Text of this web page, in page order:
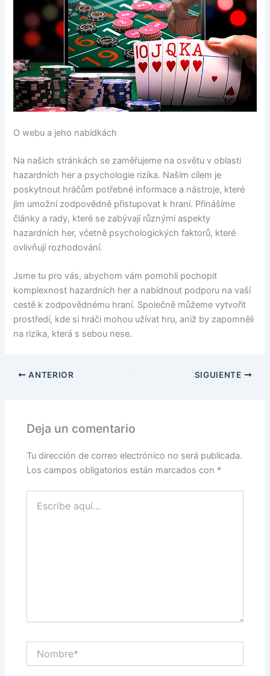
O webu a jeho nabídkách
Na našich stránkách se zaměřujeme na osvětu v oblasti
hazardních her a psychologie rizika. Naším cílem je
poskytnout hráčům potřebné informace a nástroje, které
jim umožní zodpovědně přistupovat k hraní. Přinášíme
články a rady, které se zabývají různými aspekty
hazardních her, včetně psychologických faktorů, které
ovlivňují rozhodování.
Jsme tu pro vás, abychom vám pomohli pochopit
komplexnost hazardních her a nabídnout podporu na vaší
cestě k zodpovědnému hraní. Společně můžeme vytvořit
prostředí, kde si hráči mohou užívat hru, aniž by zapomněli
na rizika, která s sebou nese.
ANTERIOR SIGUIENTE
Deja un comentario
Tu dirección de correo electrónico no será publicada.
Los campos obligatorios están marcados con *
aquí...